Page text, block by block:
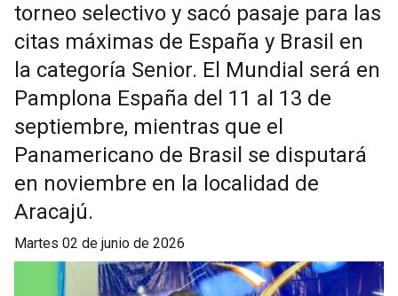
torneo selectivo y sacó pasaje para las
citas máximas de España y Brasil en
la categoría Senior. El Mundial será en
Pamplona España del 11 al 13 de
septiembre, mientras que el
Panamericano de Brasil se disputará
en noviembre en la localidad de
Aracajú.
martes 02 de junio de 2026